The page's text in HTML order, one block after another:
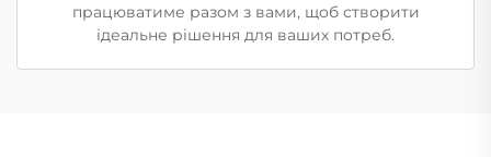
працюватиме разом з вами, щоб створити
ідеальне рішення для ваших потреб.